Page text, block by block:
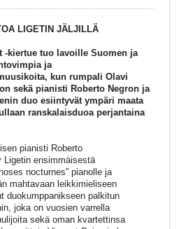
LIGETIN JÄLJILLÄ
-kiertue tuo lavoille Suomen ja
ja
kun rumpali Olavi
sekä pianisti Roberto Negron ja
duo esiintyvät ympäri maata
ranskalaisduoa perjantaina
pianisti Roberto
Ligetin ensimmäisestä
nocturnes” pianolle ja
mahtavaan leikkimieliseen
duokumppanikseen palkitun
joka on vuosien varrella
sekä oman kvartettinsa